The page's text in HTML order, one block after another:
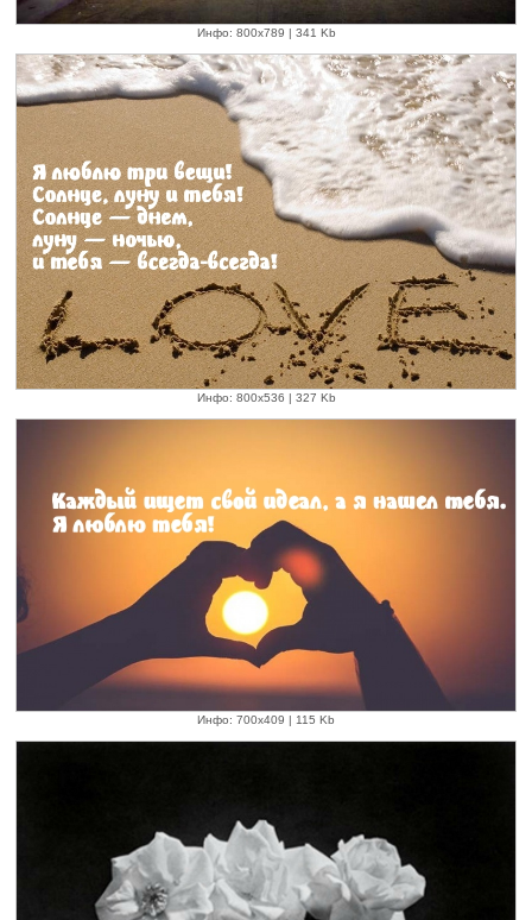
Инфо: 800х789 | 341 Kb
Инфо: 800х536 | 327 Kb
Инфо: 700х409 | 115 Kb